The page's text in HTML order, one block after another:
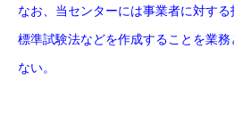
なお、当センターには事業者に対する
標準試験法などを作成することを業
ない。